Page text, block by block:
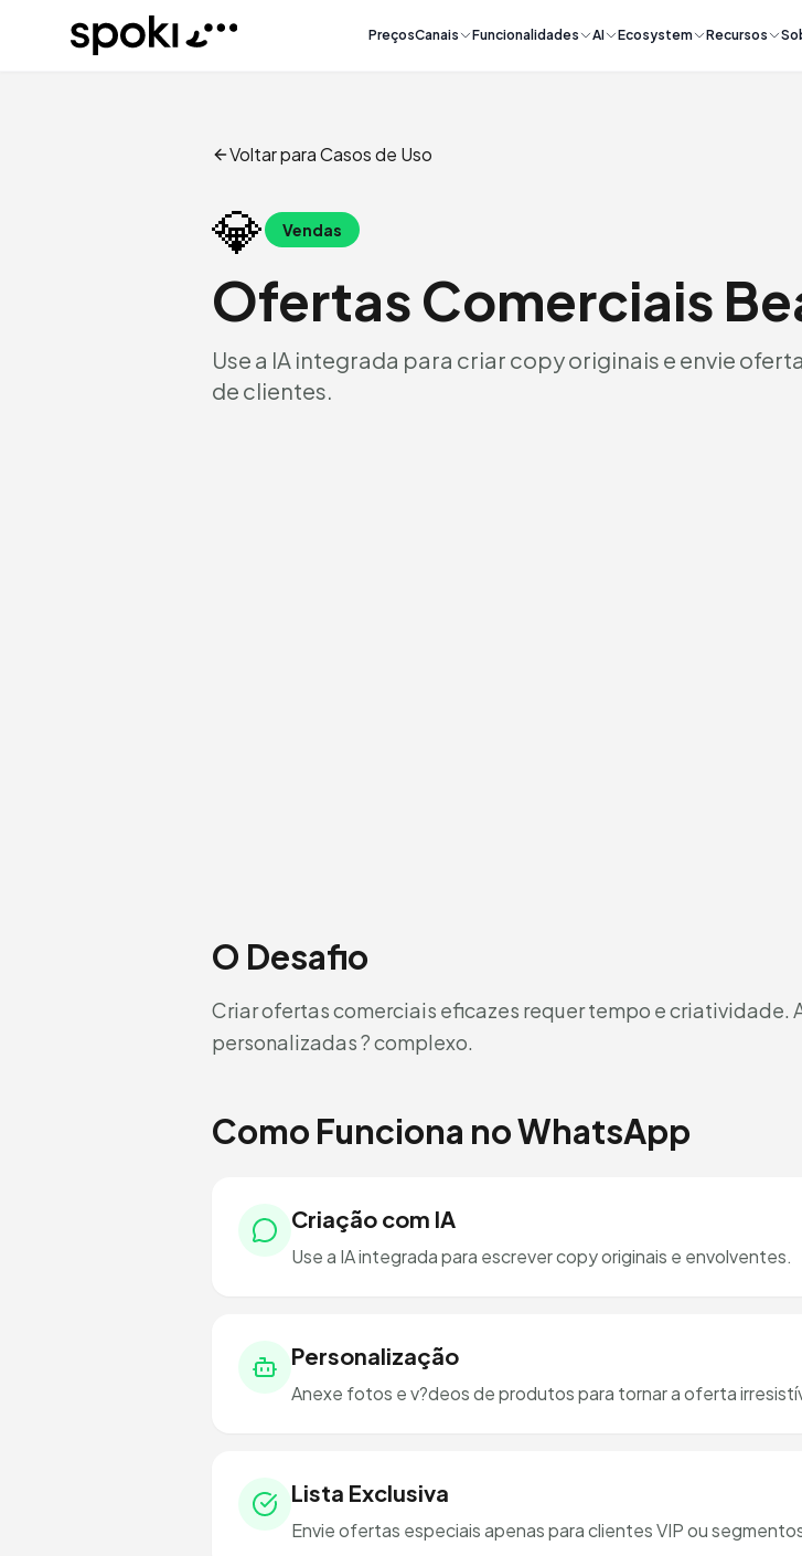
Spoki PreçosCanais Funcionalidades AI Ecosystem Recursos
Voltar para Casos de Uso
💎 Vendas
Ofertas Comerciais
Use a IA integrada para criar copy originais e envie
de clientes.
O Desafio
Criar ofertas comerciais eficazes requer tempo e criatividade.
personalizadas ? complexo.
Como Funciona no WhatsApp
Criação com IA
Use a IA integrada para escrever copy originais e envolventes.
Personalização
Anexe fotos e v?deos de produtos para tornar a oferta
Lista Exclusiva
Envie ofertas especiais apenas para clientes VIP ou